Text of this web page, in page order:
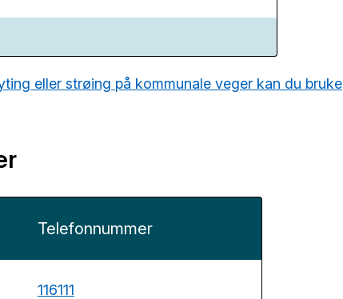
eller strøing på kommunale veger kan du bruke
Telefonnummer
116111